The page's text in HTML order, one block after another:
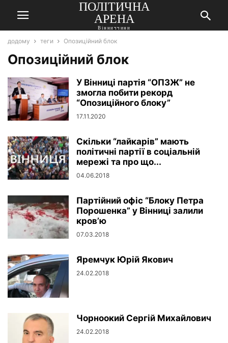
ПОЛІТИЧНА
АРЕНА
Вінниччини
додому теги Опозиційний блок
Опозиційний блок
У Вінниці партія “ОПЗЖ” не
змогла побити рекорд
“Опозиційного блоку”
17.11.2020
Скільки “лайкарів” мають
політичні партії в соціальній
мережі та про що...
04.06.2018
Партійний офіс “Блоку Петра
Порошенка” у Вінниці залили
кров’ю
07.03.2018
Яремчук Юрій Якович
24.02.2018
Чорноокий Сергій Михайлович
24.02.2018